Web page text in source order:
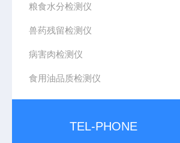
粮食水分检测仪
兽药残留检测仪
病害肉检测仪
食用油品质检测仪
TEL-PHONE